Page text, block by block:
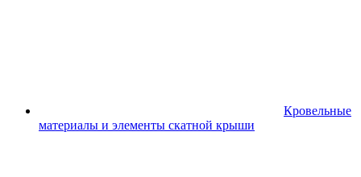
Кровельные
материалы и элементы скатной крыши